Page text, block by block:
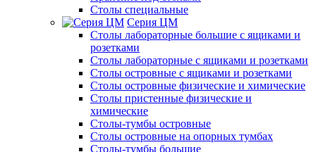
Столы специальные
Серия ЦМ
Столы лабораторные большие с ящиками и
розетками
Столы лабораторные с ящиками и розетками
Столы островные с ящиками и розетками
Столы островные физические и химические
Столы пристенные физические и
химические
Столы-тумбы островные
Столы островные на опорных тумбах
Столы-тумбы большие